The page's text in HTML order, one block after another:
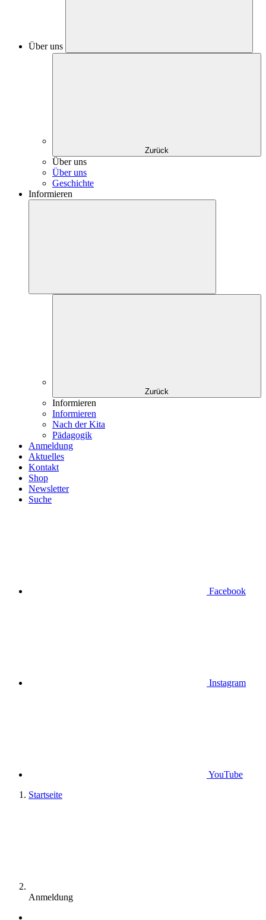
Über uns
Zurück
Über uns
Über uns
Geschichte
Informieren
Zurück
Informieren
Informieren
Nach der Kita
Pädagogik
Anmeldung
Aktuelles
Kontakt
Shop
Newsletter
Suche
Facebook
Instagram
YouTube
Startseite
Anmeldung